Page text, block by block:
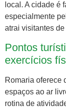
local. A cidade é
especialmente
atrai visitantes
Pontos
exercícios
Romaria oferece
espaços ao ar
rotina de